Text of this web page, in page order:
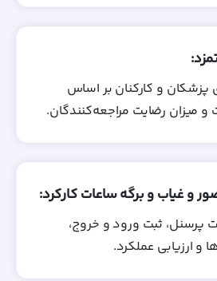
و کارکنان بر اساس
میزان رضایت مراجعه‌کنندگان.
و غیاب و برگه ساعات کارکرد:
پرسنل، ثبت ورود و خروج،
و ارزیابی عملکرد.